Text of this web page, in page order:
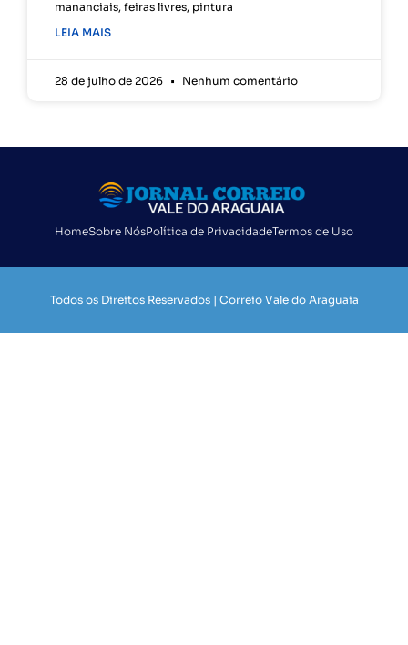
mananciais, feiras livres, pintura
LEIA MAIS
28 de julho de 2026 Nenhum comentário
HomeSobre NósPolítica de PrivacidadeTermos de Uso
Todos os Direitos Reservados | Correio Vale do Araguaia